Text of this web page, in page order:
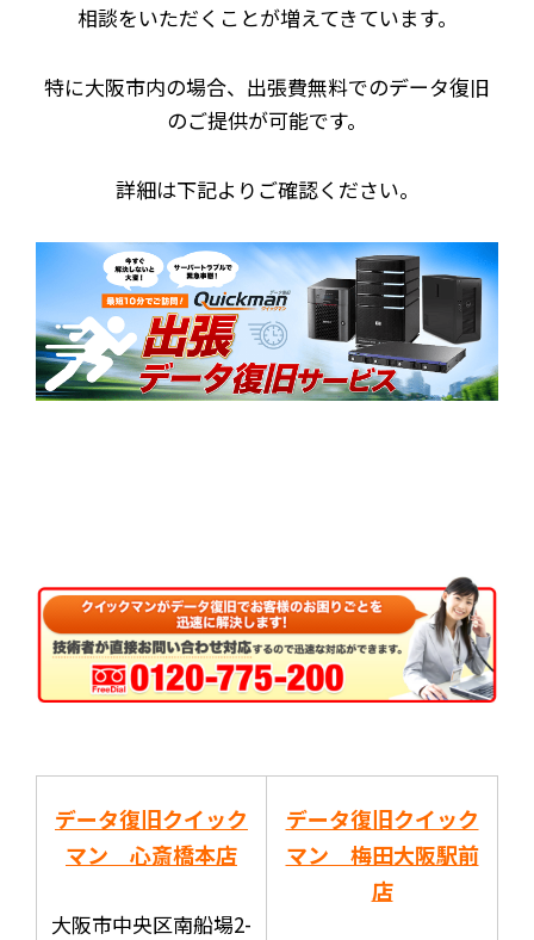
相談をいただくことが増えてきています。
特に大阪市内の場合、出張費無料でのデータ復旧
のご提供が可能です。
詳細は下記よりご確認ください。
データ復旧クイック
マン 心斎橋本店
大阪市中央区南船場2-
データ復旧クイック
マン 梅田大阪駅前
店